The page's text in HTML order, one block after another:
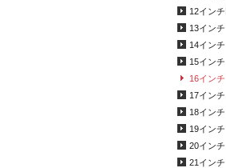
12イン
13インチ
14インチ
15インチ
16インチ
17インチ
18インチ
19インチ
20インチ
21インチ